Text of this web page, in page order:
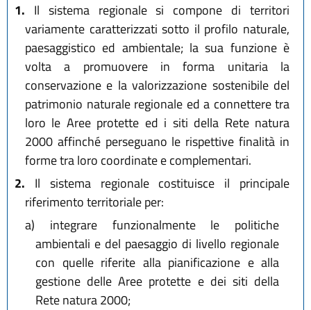
1. Il sistema regionale si compone di territori
variamente caratterizzati sotto il profilo naturale,
paesaggistico ed ambientale; la sua funzione è
volta a promuovere in forma unitaria la
conservazione e la valorizzazione sostenibile del
patrimonio naturale regionale ed a connettere tra
loro le Aree protette ed i siti della Rete natura
2000 affinché perseguano le rispettive finalità in
forme tra loro coordinate e complementari.
2. Il sistema regionale costituisce il principale
riferimento territoriale per:
a) integrare funzionalmente le politiche
ambientali e del paesaggio di livello regionale
con quelle riferite alla pianificazione e alla
gestione delle Aree protette e dei siti della
Rete natura 2000;